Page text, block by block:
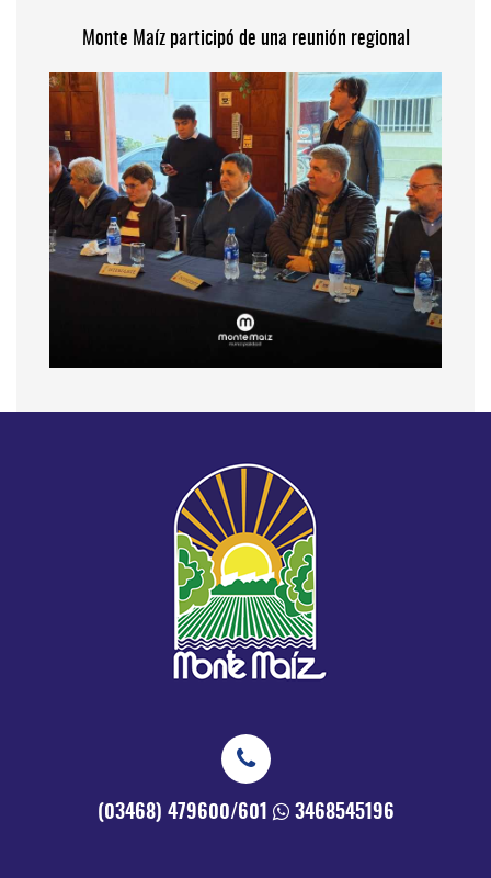
Monte Maíz participó de una reunión regional
(03468) 479600/601 3468545196